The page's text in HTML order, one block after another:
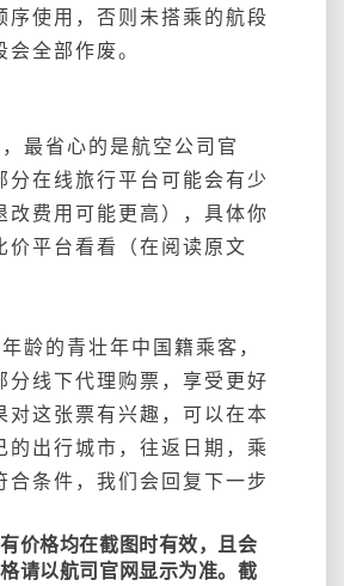
序使用，否则未搭乘的航段
全部作废。
最省心的是航空公司官
分在线旅行平台可能会有少
改费用可能更高），具体你
价平台看看（在阅读原文
龄的青壮年中国籍乘客，
分线下代理购票，享受更好
对这张票有兴趣，可以在本
的出行城市，往返日期，乘
合条件，我们会回复下一步
价格均在截图时有效，且会
请以航司官网显示为准。截